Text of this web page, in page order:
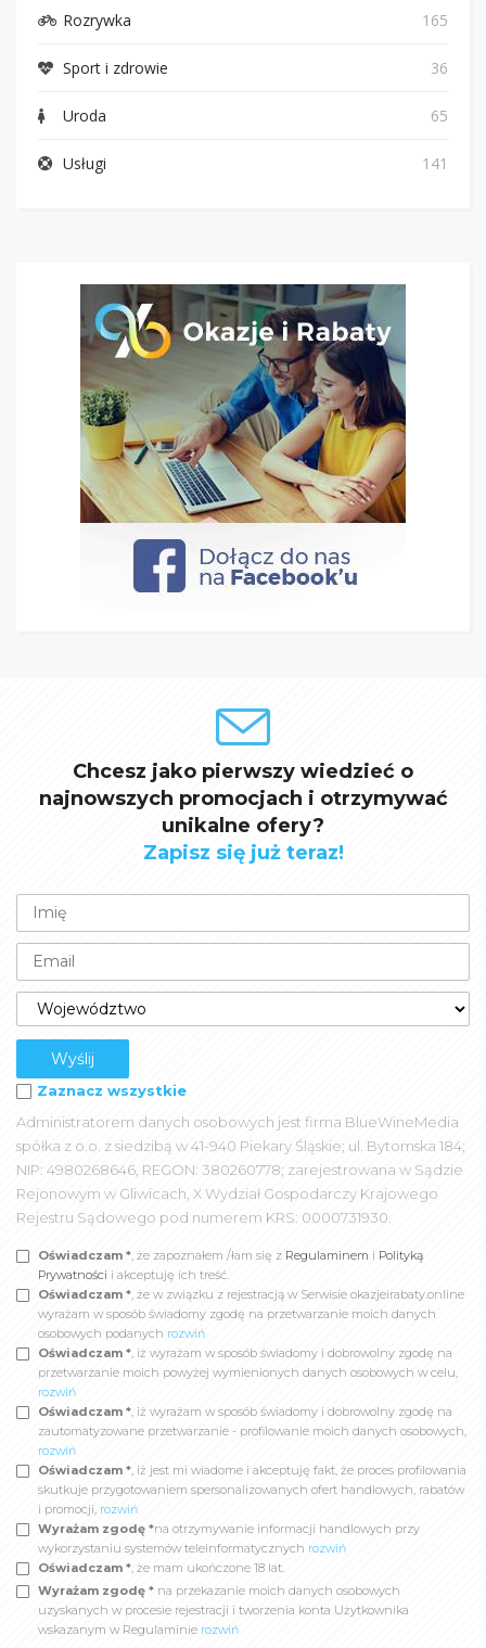
Rozrywka 165
Sport i zdrowie 36
Uroda 65
Usługi 141
Chcesz jako pierwszy wiedzieć o
najnowszych promocjach i otrzymywać
unikalne ofery?
Zapisz się już teraz!
Zaznacz wszystkie
Administratorem danych osobowych jest firma BlueWineMedia
spółka z o.o. z siedzibą w 41-940 Piekary Śląskie; ul. Bytomska 184;
NIP: 4980268646, REGON: 380260778; zarejestrowana w Sądzie
Rejonowym w Gliwicach, X Wydział Gospodarczy Krajowego
Rejestru Sądowego pod numerem KRS: 0000731930.
Oświadczam *, że zapoznałem /łam się z Regulaminem i Polityką
Prywatności i akceptuję ich treść.
Oświadczam *, że w związku z rejestracją w Serwisie okazjeirabaty.online
wyrażam w sposób świadomy zgodę na przetwarzanie moich danych
osobowych podanych rozwiń
Oświadczam *, iż wyrażam w sposób świadomy i dobrowolny zgodę na
przetwarzanie moich powyżej wymienionych danych osobowych w celu,
rozwiń
Oświadczam *, iż wyrażam w sposób świadomy i dobrowolny zgodę na
zautomatyzowane przetwarzanie - profilowanie moich danych osobowych,
rozwiń
Oświadczam *, iż jest mi wiadome i akceptuję fakt, że proces profilowania
skutkuje przygotowaniem spersonalizowanych ofert handlowych, rabatów
i promocji, rozwiń
Wyrażam zgodę *na otrzymywanie informacji handlowych przy
wykorzystaniu systemów teleinformatycznych rozwiń
Oświadczam *, że mam ukończone 18 lat.
Wyrażam zgodę * na przekazanie moich danych osobowych
uzyskanych w procesie rejestracji i tworzenia konta Użytkownika
wskazanym w Regulaminie rozwiń